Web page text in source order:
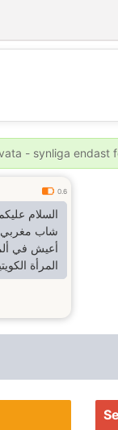
💕
- synliga endast
0.6
السلام عليكم
شاب مغربي
أعيش في
المرأة